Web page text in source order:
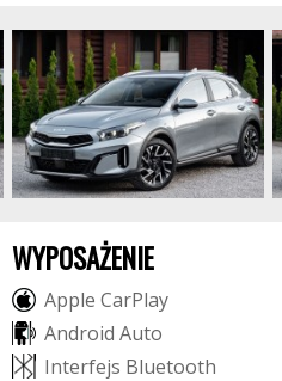
WYPOSAŻENIE
Apple CarPlay
Android Auto
Interfejs Bluetooth